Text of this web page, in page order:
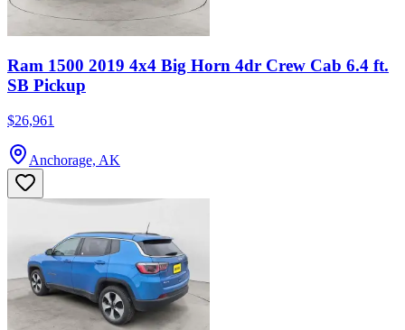
Ram 1500 2019 4x4 Big Horn 4dr Crew Cab 6.4 ft.
SB Pickup
$26,961
Anchorage, AK